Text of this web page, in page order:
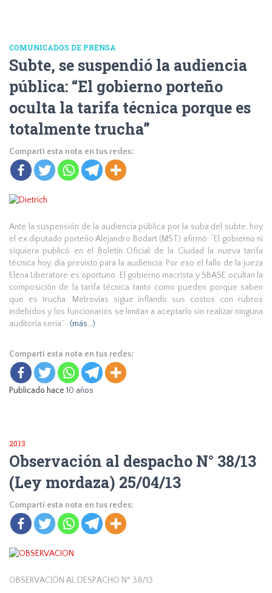
COMUNICADOS DE PRENSA
Subte, se suspendió la audiencia
pública: “El gobierno porteño
oculta la tarifa técnica porque es
totalmente trucha”
Compartí esta nota en tus redes:
Ante la suspensión de la audiencia pública por la suba del subte, hoy
el ex diputado porteño Alejandro Bodart (MST) afirmó: “El gobierno ni
siquiera publicó en el Boletín Oficial de la Ciudad la nueva tarifa
técnica hoy, día previsto para la audiencia. Por eso el fallo de la jueza
Elena Liberatore es oportuno. El gobierno macrista y SBASE ocultan la
composición de la tarifa técnica tanto como pueden porque saben
que es trucha: Metrovías sigue inflando sus costos con rubros
indebidos y los funcionarios se limitan a aceptarlo sin realizar ninguna
auditoría seria.”
(más…)
Compartí esta nota en tus redes:
Publicado hace 10 años
2013
Observación al despacho N° 38/13
(Ley mordaza) 25/04/13
Compartí esta nota en tus redes:
OBSERVACIÓN AL DESPACHO N° 38/13